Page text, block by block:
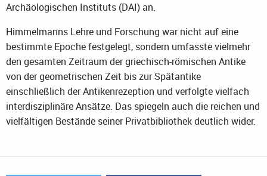
Archäologischen Instituts (DAI) an.
Himmelmanns Lehre und Forschung war nicht auf eine
bestimmte Epoche festgelegt, sondern umfasste vielmehr
den gesamten Zeitraum der griechisch-römischen Antike
von der geometrischen Zeit bis zur Spätantike
einschließlich der Antikenrezeption und verfolgte vielfach
interdisziplinäre Ansätze. Das spiegeln auch die reichen und
vielfältigen Bestände seiner Privatbibliothek deutlich wider.